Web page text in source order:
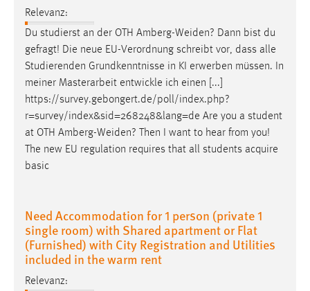
Relevanz:
Du studierst an der OTH Amberg-Weiden? Dann bist du
gefragt! Die neue EU-Verordnung schreibt vor, dass alle
Studierenden Grundkenntnisse in KI erwerben müssen. In
meiner Masterarbeit entwickle ich einen [...]
https://survey.gebongert.de/poll/index.php?
r=survey/index&sid=268248&lang=de Are you a student
at OTH Amberg-Weiden? Then I want to hear from you!
The new EU regulation requires that all students acquire
basic
Need Accommodation for 1 person (private 1
single room) with Shared apartment or Flat
(Furnished) with City Registration and Utilities
included in the warm rent
Relevanz:
YouTube
Vimeo